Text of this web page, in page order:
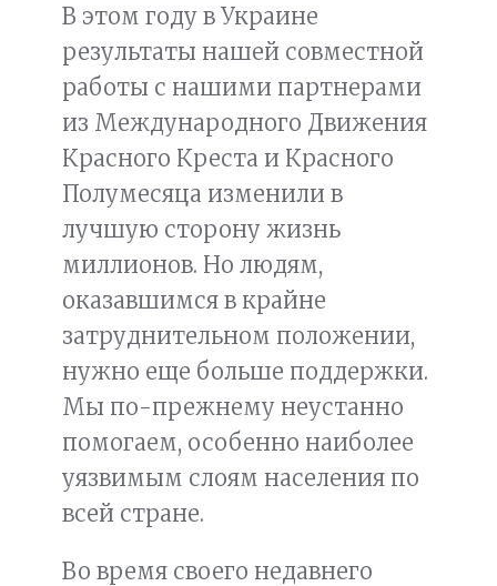
В этом году в Украине
результаты нашей совместной
работы с нашими партнерами
из Международного Движения
Красного Креста и Красного
Полумесяца изменили в
лучшую сторону жизнь
миллионов. Но людям,
оказавшимся в крайне
затруднительном положении,
нужно еще больше поддержки.
Мы по-прежнему неустанно
помогаем, особенно наиболее
уязвимым слоям населения по
всей стране.
Во время своего недавнего